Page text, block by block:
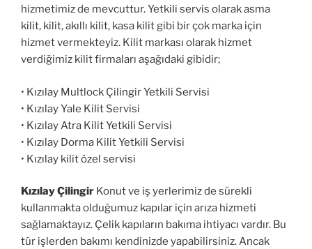
hizmetimiz de mevcuttur. Yetkili servis olarak asma
kilit, kilit, akıllı kilit, kasa kilit gibi bir çok marka için
hizmet vermekteyiz. Kilit markası olarak hizmet
verdiğimiz kilit firmaları aşağıdaki gibidir;
• Kızılay Multlock Çilingir Yetkili Servisi
• Kızılay Yale Kilit Servisi
• Kızılay Atra Kilit Yetkili Servisi
• Kızılay Dorma Kilit Yetkili Servisi
• Kızılay kilit özel servisi
Kızılay Çilingir Konut ve iş yerlerimiz de sürekli
kullanmakta olduğumuz kapılar için arıza hizmeti
sağlamaktayız. Çelik kapıların bakıma ihtiyacı vardır. Bu
tür işlerden bakımı kendinizde yapabilirsiniz. Ancak